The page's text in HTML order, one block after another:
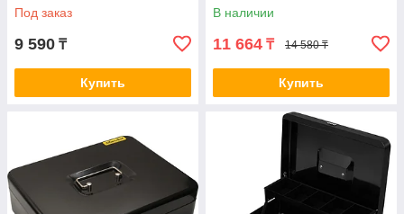
Под заказ
9 590 ₸
Купить
В наличии
11 664 ₸ 14 580 ₸
Купить